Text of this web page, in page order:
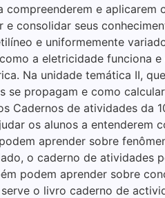
e
consolidar seus
e uniformemente
a eletricidade funciona
Na unidade temática II,
se propagam e como
Cadernos de atividades da
os alunos a entenderem
aprender sobre
o caderno de atividades
podem aprender sobre
o livro caderno de